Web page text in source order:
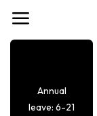
Annual
leave: 6-21